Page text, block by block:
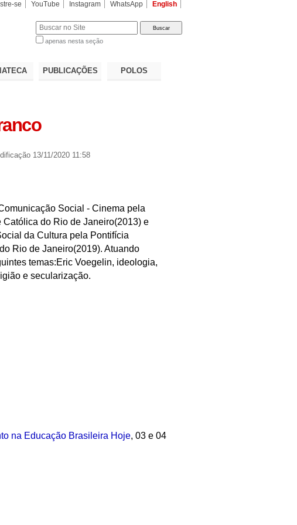
se YouTube Instagram WhatsApp English
apenas nesta seção
PUBLICAÇÕES POLOS
13/11/2020 11:58
Social - Cinema pela
do Rio de Janeiro(2013) e
da Cultura pela Pontifícia
Rio de Janeiro(2019). Atuando
temas:Eric Voegelin, ideologia,
e secularização.
na Educação Brasileira Hoje, 03 e 04